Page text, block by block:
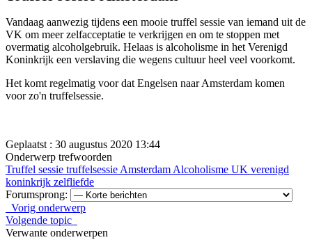
Vandaag aanwezig tijdens een mooie truffel sessie van iemand uit de
VK om meer zelfacceptatie te verkrijgen en om te stoppen met
overmatig alcoholgebruik. Helaas is alcoholisme in het Verenigd
Koninkrijk een verslaving die wegens cultuur heel veel voorkomt.
Het komt regelmatig voor dat Engelsen naar Amsterdam komen
voor zo'n truffelsessie.
Geplaatst : 30 augustus 2020 13:44
Onderwerp trefwoorden
Truffel sessie truffelsessie Amsterdam Alcoholisme UK verenigd
koninkrijk zelfliefde
Forumsprong:
Vorig onderwerp
Volgende topic
Verwante onderwerpen